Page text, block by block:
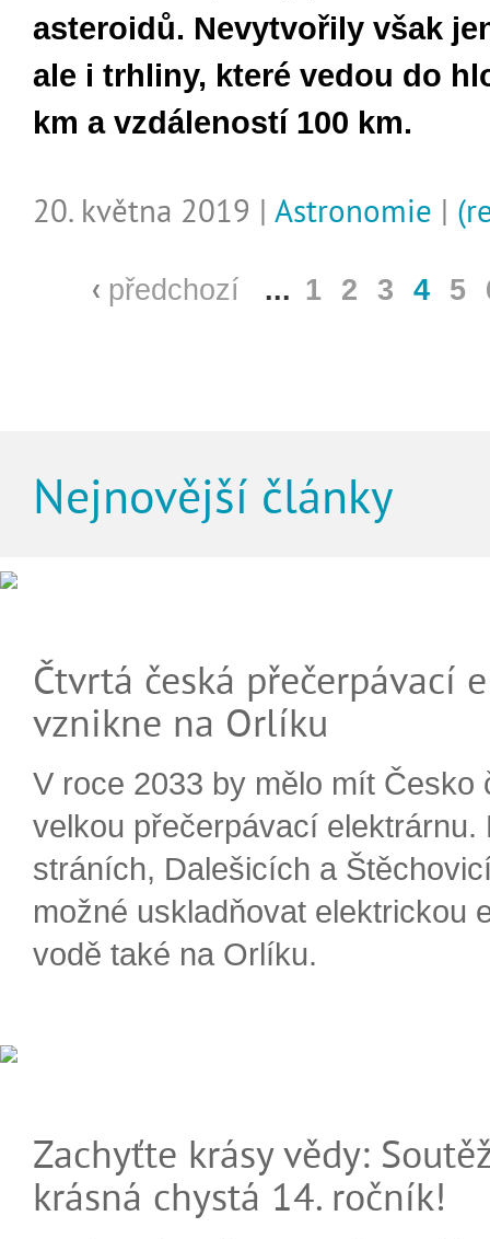
asteroidů. Nevytvořily však
ale i trhliny, které vedou do
km a vzdáleností 100 km.
20. května 2019 | Astronomie |
předchozí ... 1 2 3 4 5
Nejnovější články
Čtvrtá česká přečerpávací
vznikne na Orlíku
V roce 2033 by mělo mít Česko
velkou přečerpávací elektrárnu.
stráních, Dalešicích a
možné uskladňovat elektrickou
vodě také na Orlíku.
Zachyťte krásy vědy:
krásná chystá 14. ročník!